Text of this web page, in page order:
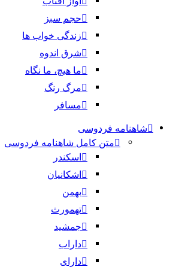
حجم سبز
زندگی خواب ها
شرق اندوه
ما هیچ، ما نگاه
مرگ رنگ
مسافر
شاهنامه فردوسی
متن کامل شاهنامه فردوسی
اسکندر
اشکانیان
بهمن
تهمورث
جمشید
داراب
دارای